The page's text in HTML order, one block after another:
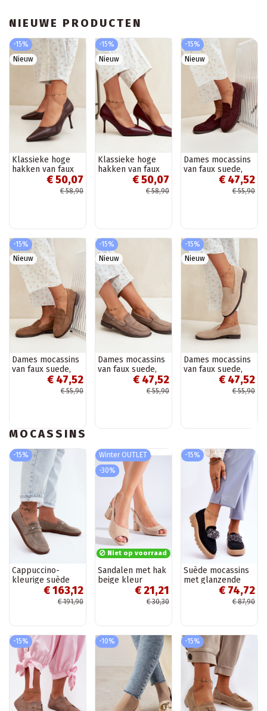
NIEUWE PRODUCTEN
-15%
Nieuw
Klassieke hoge
hakken van faux
leer, chocolade
€ 50,07
€ 58,90
-15%
Nieuw
Klassieke hoge
hakken van faux
leer, bordeaux
€ 50,07
€ 58,90
-15%
Nieuw
Dames mocassins
van faux suede,
bordeaux Laisie
€ 47,52
€ 55,90
-15%
Nieuw
Dames mocassins
van faux suede,
bruin Laisie€ 47,52
€ 55,90
-15%
Nieuw
Dames mocassins
van faux suede,
kleikleur Laisie
€ 47,52
€ 55,90
-15%
Nieuw
Dames mocassins
van faux suede,
zandkleur Laisie
€ 47,52
€ 55,90
MOCASSINS
-15%
Cappuccino-
kleurige suède
mocassins
Barefoot Zazoo
€ 163,12
€ 191,90
Winter OUTLET
-30%
Niet op voorraad
Sandalen met hak
beige kleur
€ 21,21
€ 30,30
-15%
Suède mocassins
met glanzende
oogjes in de kleur
zwart Demeris
€ 74,72
€ 87,90
-15% -10% -15%